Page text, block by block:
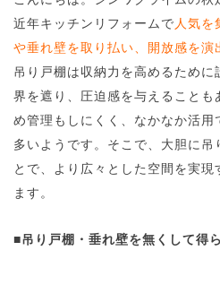
近年キッチンリフォームで 人気を
や垂れ壁を取り払い、開放感を演
吊り戸棚は収納力を高めるために
界を遮り、圧迫感を与えることも
め管理もしにくく、なかなか活用
多いようです。そこで、大胆に吊
とで、より広々とした空間を実
ます。
■吊り戸棚・垂れ壁を無くして得